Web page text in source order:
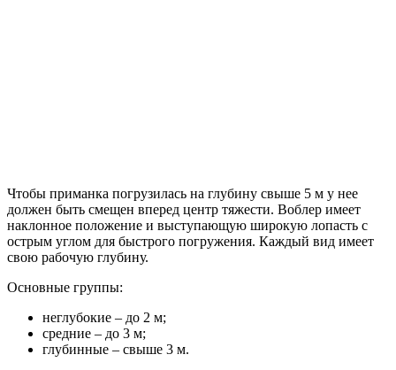
Чтобы приманка погрузилась на глубину свыше 5 м у нее
должен быть смещен вперед центр тяжести. Воблер имеет
наклонное положение и выступающую широкую лопасть с
острым углом для быстрого погружения. Каждый вид имеет
свою рабочую глубину.
Основные группы:
неглубокие – до 2 м;
средние – до 3 м;
глубинные – свыше 3 м.